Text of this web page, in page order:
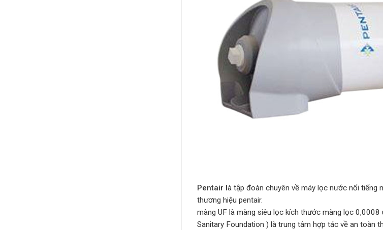
Pentair là tập đoàn chuyên về máy lọc nước nổi tiếng
thương hiệu pentair.
màng UF là màng siêu lọc kích thước màng lọc
Sanitary Foundation ) là trung tâm hợp tác về an